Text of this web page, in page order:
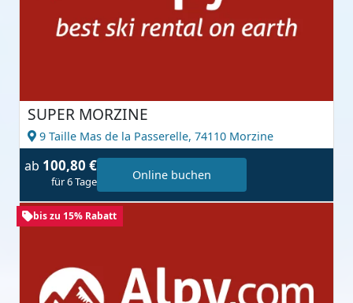
SUPER MORZINE
9 Taille Mas de la Passerelle, 74110 Morzine
ab 100,80 €
für 6 Tage Online buchen
bis zu 15% Rabatt